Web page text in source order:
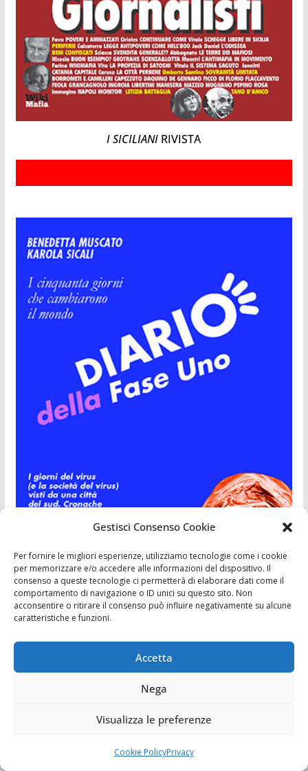
Gestisci Consenso Cookie
Per fornire le migliori esperienze, utilizziamo tecnologie come i cookie
per memorizzare e/o accedere alle informazioni del dispositivo. Il
consenso a queste tecnologie ci permetterà di elaborare dati come il
comportamento di navigazione o ID unici su questo sito. Non
acconsentire o ritirare il consenso può influire negativamente su alcune
caratteristiche e funzioni.
Accetta
Nega
Visualizza le preferenze
Cookie PolicyPrivacy
I SICILIANI RIVISTA
I LIBRI DEI SICILIANI